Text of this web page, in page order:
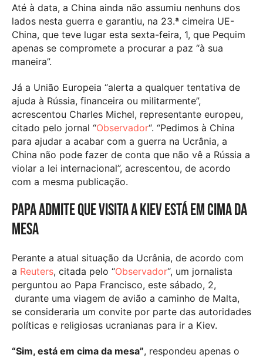
Até à data, a China ainda não assumiu nenhuns dos
lados nesta guerra e garantiu, na 23.ª cimeira UE-
China, que teve lugar esta sexta-feira, 1, que Pequim
apenas se compromete a procurar a paz “à sua
maneira”.
Já a União Europeia “alerta a qualquer tentativa de
ajuda à Rússia, financeira ou militarmente”,
acrescentou Charles Michel, representante europeu,
citado pelo jornal “Observador“. “Pedimos à China
para ajudar a acabar com a guerra na Ucrânia, a
China não pode fazer de conta que não vê a Rússia a
violar a lei internacional”, acrescentou, de acordo
com a mesma publicação.
Papa admite que visita a Kiev está em cima da
mesa
Perante a atual situação da Ucrânia, de acordo com
a Reuters, citada pelo “Observador“, um jornalista
perguntou ao Papa Francisco, este sábado, 2,
durante uma viagem de avião a caminho de Malta,
se consideraria um convite por parte das autoridades
políticas e religiosas ucranianas para ir a Kiev.
“Sim, está em cima da mesa”, respondeu apenas o